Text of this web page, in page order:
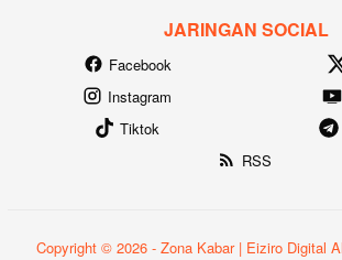
JARINGAN SOCIAL
Facebook
Instagram
Tiktok
RSS
Copyright © 2026 - Zona Kabar | Eiziro Digital